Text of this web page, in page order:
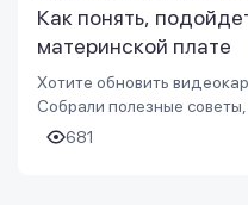
Как понять,
материнской плате
Хотите обновить
Собрали полезные
Узнайте как избежать
681